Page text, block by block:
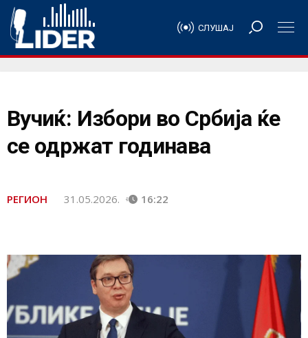
СЛУШАЈ
Вучиќ: Избори во Србија ќе
се одржат годинава
РЕГИОН 31.05.2026. 16:22